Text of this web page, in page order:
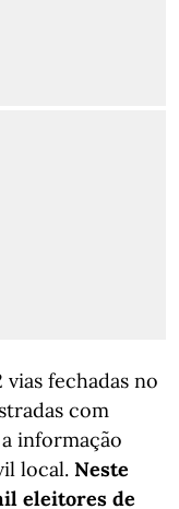
vias fechadas no
com
informação
local. Neste
eleitores de